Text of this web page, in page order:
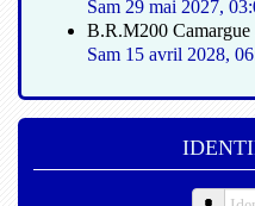
Sam 29 mai 2027,
B.R.M200 Camargue
Sam 15 avril 2028,